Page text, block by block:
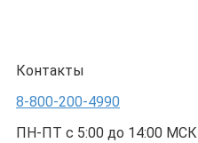
Контакты
8-800-200-4990
ПН-ПТ с 5:00 до 14:00 МСК